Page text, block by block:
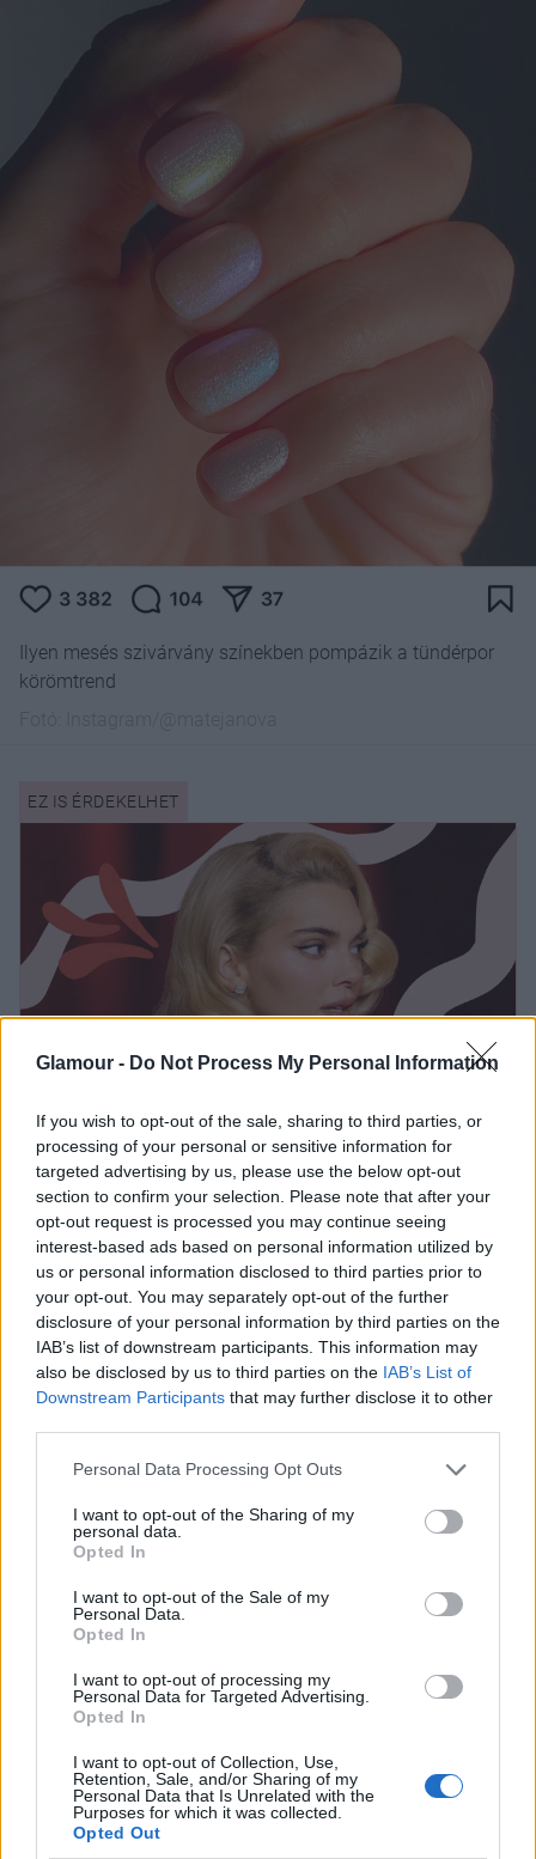
Glamour - Do Not Process My Personal Information
If you wish to opt-out of the sale, sharing to third parties, or
processing of your personal or sensitive information for
targeted advertising by us, please use the below opt-out
section to confirm your selection. Please note that after your
opt-out request is processed you may continue seeing
interest-based ads based on personal information utilized by
us or personal information disclosed to third parties prior to
your opt-out. You may separately opt-out of the further
disclosure of your personal information by third parties on the
IAB’s list of downstream participants. This information may
also be disclosed by us to third parties on the IAB’s List of
Downstream Participants that may further disclose it to other
Please note that this website/app uses one or more Google
not limited to your visit or usage behaviour. You may click to
grant or deny consent to Google and its third-party tags to
use your data for below specified purposes in below Google
consent section.
Personal Data Processing Opt Outs
I want to opt-out of the Sharing of my
personal data.
Opted In
I want to opt-out of the Sale of my
Personal Data.
Opted In
I want to opt-out of processing my
Personal Data for Targeted Advertising.
Opted In
I want to opt-out of Collection, Use,
Retention, Sale, and/or Sharing of my
Personal Data that Is Unrelated with the
Purposes for which it was collected.
Opted Out
Ilyen mesés szivárvány színekben pompázik a tündérpor
körömtrend
Megérkezett a mackó bob hajtrend, és
most nincs ennél csodálatosabb
Így készül a tündérpor
körömtrend
A tündérpor körmök elkészítése otthon meglepően
egyszerű, még azok számára is, akik nem túl
gyakorlottak a körömdizájnban.
egyes speciális lakkok különösen alkalmasak a
legjobb választás azok számára, akik otthon
szeretnék megvalósítani ezt a trendet, olyan lakkok
használata, amelyek finom csillámot adnak a
körmöknek, miközben szórakoztató és egyedi
megjelenést biztosítanak.